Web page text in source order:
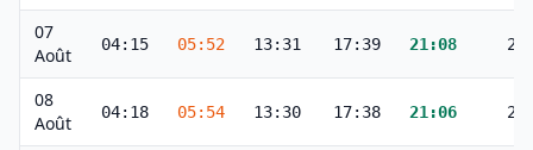
07
Août
04:15 05:52 13:31 17:39 21:08
08
Août
04:18 05:54 13:30 17:38 21:06